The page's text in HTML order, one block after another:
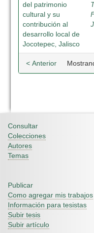
del patrimonio
cultural y su
contribución al
desarrollo local de
Jocotepec, Jalisco
< Anterior
Consultar
Colecciones
Autores
Temas
Publicar
Como agregar mis trabajos
Información para tesistas
Subir tesis
Subir artículo